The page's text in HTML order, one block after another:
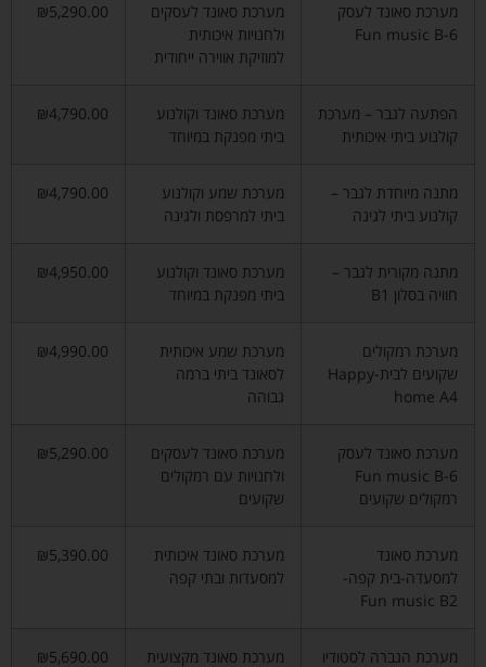
מערכת סאונד לעסק
Fun music B-6
מערכת סאונד לעסקים
ולחנויות איכותית
למוזיקת אווירה ייחודית
₪5,290.00
הפתעה לגבר – מערכת
קולנוע ביתי איכותית
מערכת סאונד וקולנוע
ביתי מפנקת במיוחד
₪4,790.00
מתנה מיוחדת לגבר –
קולנוע ביתי לגינה
מערכת שמע וקולנוע
ביתי למרפסת ולגינה
₪4,790.00
מתנה מקורית לגבר –
חוויה בסלון B1
מערכת סאונד וקולנוע
ביתי מפנקת במיוחד
₪4,950.00
מערכת רמקולים
שקועים לבית-Happy
home A4
מערכת שמע איכותית
לסאונד ביתי ברמה
גבוהה
₪4,990.00
מערכת סאונד לעסק
Fun music B-6
רמקולים שקועים
מערכת סאונד לעסקים
ולחנויות עם רמקולים
שקועים
₪5,290.00
מערכת סאונד
למסעדה-בית קפה-
Fun music B2
מערכת סאונד איכותית
למסעדות ובתי קפה
₪5,390.00
מערכת הגברה לסטודיו מערכת סאונד מקצועית ₪5,690.00